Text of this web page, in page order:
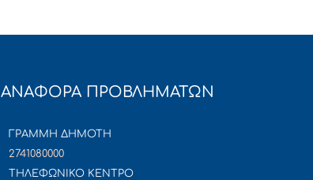
ΑΝΑΦΟΡΑ ΠΡΟΒΛΗΜΑΤΩΝ
ΓΡΑΜΜΗ ΔΗΜΟΤΗ
2741080000
ΤΗΛΕΦΩΝΙΚΟ ΚΕΝΤΡΟ